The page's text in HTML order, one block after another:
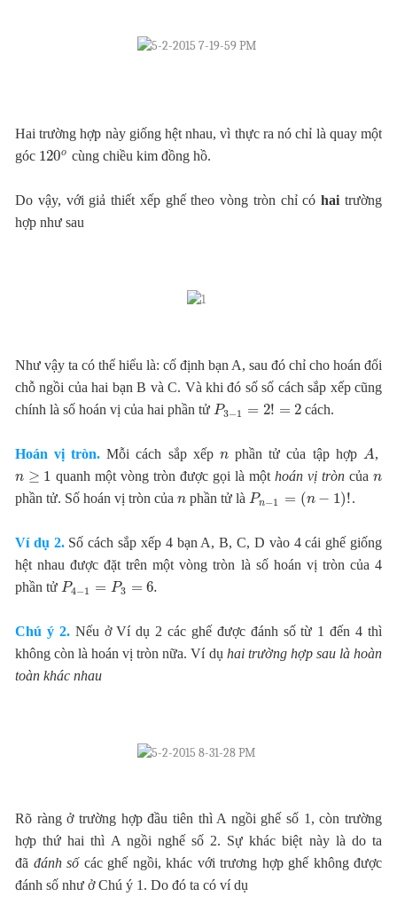
Hai trường hợp này giống hệt nhau, vì thực ra nó chỉ là quay một
góc 120o cùng chiều kim đồng hồ.
Do vậy, với giả thiết xếp ghế theo vòng tròn chỉ cóhaitrường
hợp như sau
Như vậy ta có thể hiểu là: cố định bạn A, sau đó chỉ cho hoán đổi
chỗ ngồi của hai bạn B và C. Và khi đó số số cách sắp xếp cũng
chính là số hoán vị của hai phần tử P3−1 = 2! = 2 cách.
Hoán vị tròn. Mỗi cách sắp xếp n phần tử của tập hợp A,
n ≥ 1 quanh một vòng tròn được gọi là một hoán vịtròn của n
phần tử. Số hoán vị tròn của n phần tử là Pn−1 = (n − 1)!.
Ví dụ 2. Số cách sắp xếp 4 bạn A, B, C, D vào 4 cái ghế giống
hệt nhau được đặt trên một vòng tròn là số hoán vị tròn của 4
phần tử P4−1 = P3 = 6.
Chú ý 2. Nếu ở Ví dụ 2 các ghế được đánh số từ 1 đến 4 thì
không còn là hoán vị tròn nữa. Ví dụ hai trường hợp sau là hoàn
toàn khác nhau
Rõ ràng ở trường hợp đầu tiên thì A ngồi ghế số 1, còn trường
hợp thứ hai thì A ngồi nghế số 2. Sự khác biệt này là do ta
đã đánh sốcác ghế ngồi, khác với trương hợp ghế không được
đánh số như ở Chú ý 1. Do đó ta có ví dụ